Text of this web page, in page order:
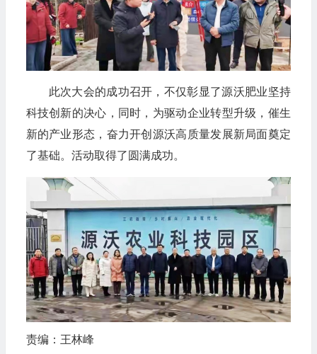
此次大会的成功召开，不仅彰显了源沃肥业坚持
科技创新的决心，同时，为驱动企业转型升级，催生
新的产业形态，奋力开创源沃高质量发展新局面奠定
了基础。活动取得了圆满成功。
责编：王林峰